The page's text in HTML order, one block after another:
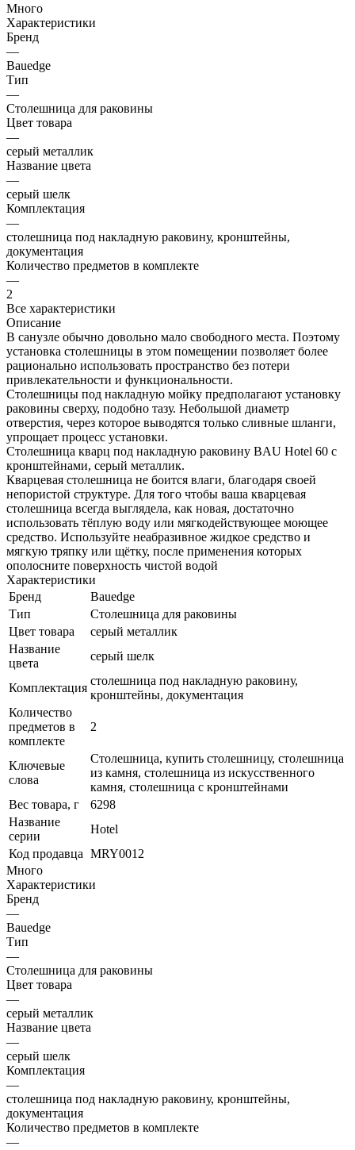
Много
Характеристики
Бренд
—
Bauedge
Тип
—
Столешница для раковины
Цвет товара
—
серый металлик
Название цвета
—
серый шелк
Комплектация
—
cтолешница под накладную раковину, кронштейны,
документация
Количество предметов в комплекте
—
2
Все характеристики
Описание
В санузле обычно довольно мало свободного места. Поэтому
установка столешницы в этом помещении позволяет более
рационально использовать пространство без потери
привлекательности и функциональности.
Столешницы под накладную мойку предполагают установку
раковины сверху, подобно тазу. Небольшой диаметр
отверстия, через которое выводятся только сливные шланги,
упрощает процесс установки.
Столешница кварц под накладную раковину BAU Hotel 60 с
кронштейнами, серый металлик.
Кварцевая столешница не боится влаги, благодаря своей
непористой структуре. Для того чтобы ваша кварцевая
столешница всегда выглядела, как новая, достаточно
использовать тёплую воду или мягкодействующее моющее
средство. Используйте неабразивное жидкое средство и
мягкую тряпку или щётку, после применения которых
ополосните поверхность чистой водой
Характеристики
Бренд
Bauedge
Тип
Столешница для раковины
Цвет товара
серый металлик
Название
цвета
серый шелк
Комплектация
cтолешница под накладную раковину,
кронштейны, документация
Количество
предметов в
комплекте
2
Ключевые
слова
Столешница, купить столешницу, столешница
из камня, столешница из искусственного
камня, столешница с кронштейнами
Вес товара, г
6298
Название
серии
Hotel
Код продавца MRY0012
Много
Характеристики
Бренд
—
Bauedge
Тип
—
Столешница для раковины
Цвет товара
—
серый металлик
Название цвета
—
серый шелк
Комплектация
—
cтолешница под накладную раковину, кронштейны,
документация
Количество предметов в комплекте
—